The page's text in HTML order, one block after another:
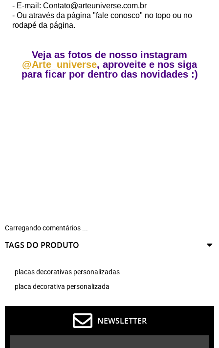
- E-mail: Contato@arteuniverse.com.br
- Ou através da página "fale conosco" no topo ou no
rodapé da página.
Veja as fotos de nosso instagram
@Arte_universe, aproveite e nos siga
para ficar por dentro das novidades :)
Carregando comentários ...
TAGS DO PRODUTO
placas decorativas personalizadas
placa decorativa personalizada
NEWSLETTER